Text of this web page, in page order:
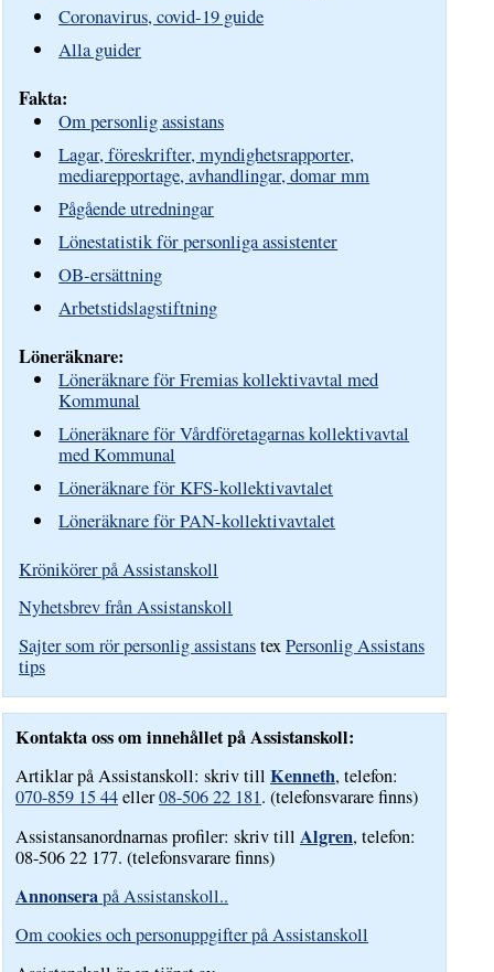
Coronavirus, covid-19 guide
Alla guider
Fakta:
Om personlig assistans
Lagar, föreskrifter, myndighetsrapporter,
mediarepportage, avhandlingar, domar mm
Pågående utredningar
Lönestatistik för personliga assistenter
OB-ersättning
Arbetstidslagstiftning
Löneräknare:
Löneräknare för Fremias kollektivavtal med
Kommunal
Löneräknare för Vårdföretagarnas kollektivavtal
med Kommunal
Löneräknare för KFS-kollektivavtalet
Löneräknare för PAN-kollektivavtalet
Krönikörer på Assistanskoll
Nyhetsbrev från Assistanskoll
Sajter som rör personlig assistanstexPersonlig Assistans
tips
Kontakta oss om innehållet på Assistanskoll:
Artiklar på Assistanskoll: skriv tillKenneth, telefon:
070-859 15 44eller08-506 22 181. (telefonsvarare finns)
Assistansanordnarnas profiler: skriv tillAlgren, telefon:
08-506 22 177. (telefonsvarare finns)
Annonserapå Assistanskoll..
Om cookies och personuppgifter på Assistanskoll